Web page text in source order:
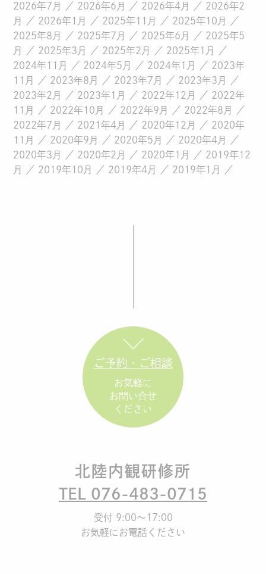
2026年7月 2026年6月 2026年4月
2026年2
月
2026年1月 2025年11月
2025年10月
2025年8月
2025年7月 2025年6月
2025年5
月
2025年3月 2025年2月
2025年1月
2024年11月
2024年5月 2024年1月
2023年
11月
2023年8月 2023年7月
2023年3月
2023年2月
2023年1月 2022年12月
2022年
11月
2022年10月 2022年9月
2022年8月
2022年7月
2021年4月 2020年12月
2020年
11月
2020年9月 2020年5月
2020年4月
2020年3月
2020年2月 2020年1月
2019年12
月
2019年10月 2019年4月 2019年1月
ご予約・ご相談
お気軽に
お問い合せ
ください
北陸内観研修所
TEL 076-483-0715
受付 9:00～17:00
お気軽にお電話ください